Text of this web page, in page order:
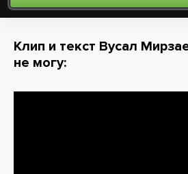
Клип и текст Вусал
не могу: